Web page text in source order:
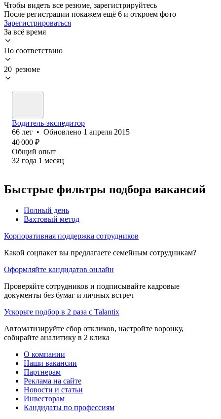
Чтобы видеть все резюме, зарегистрируйтесь
После регистрации покажем ещё 6 и откроем фото
Зарегистрироваться
За всё время
По соответствию
20 резюме
Водитель-экспедитор
66 лет • Обновлено 1 апреля 2015
40 000 ₽
Общий опыт
32 года 1 месяц
Быстрые фильтры подбора вакансий
Полный день
Вахтовый метод
Корпоративная поддержка сотрудников
Какой соцпакет вы предлагаете семейным сотрудникам?
Оформляйте кандидатов онлайн
Проверяйте сотрудников и подписывайте кадровые
документы без бумаг и личных встреч
Ускорьте подбор в 2 раза с Talantix
Автоматизируйте сбор откликов, настройте воронку,
собирайте аналитику в 2 клика
О компании
Наши вакансии
Партнерам
Реклама на сайте
Новости и статьи
Инвесторам
Кандидаты по профессиям